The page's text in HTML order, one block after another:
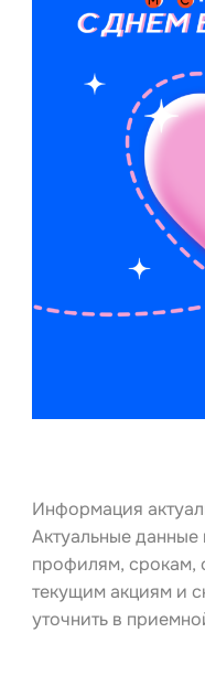
Информация
Актуальные
профилям, срокам,
текущим акциям и
уточнить в